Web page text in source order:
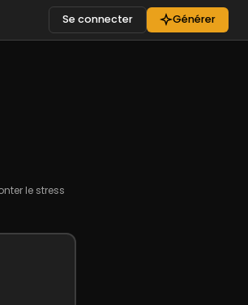
Se connecter Générer
le stress